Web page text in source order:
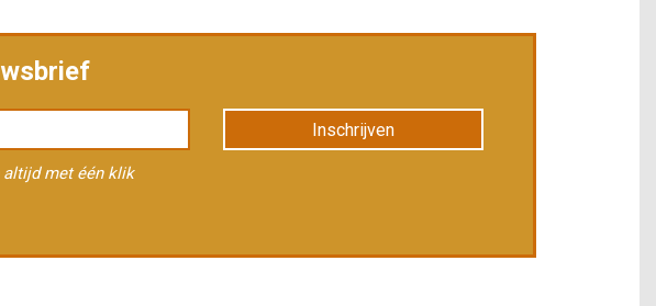
altijd met één klik
Inschrijven